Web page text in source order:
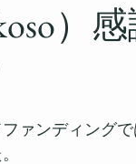
）
ァンディング